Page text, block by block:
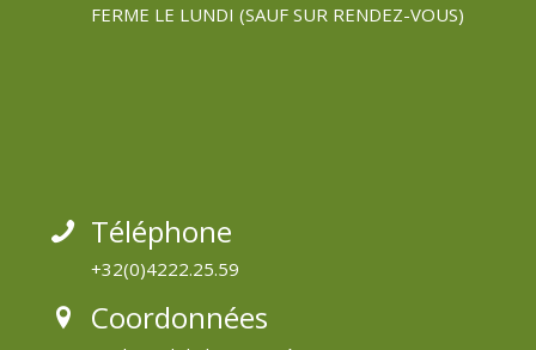
FERME LE LUNDI (SAUF SUR RENDEZ-VOUS)
Téléphone
+32(0)4222.25.59
Coordonnées